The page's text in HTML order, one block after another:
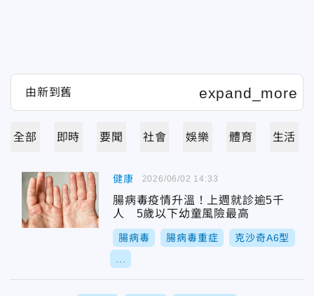
全部 即時 要聞 社會 娛樂 體育 生活
健康
腸病毒疫情升溫！上週就診逾5千
人 5歲以下幼童風險最高
腸病毒 腸病毒重症 克沙奇A6型
2026/06/02 14:33